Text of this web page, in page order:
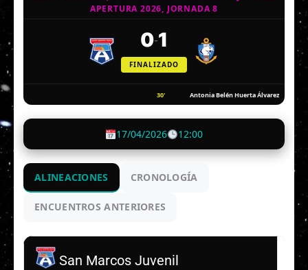
APERTURA 2026, JORNADA 8
0-1
FINALIZADO
30' Antonia Belén Huerta Álvarez
17/04/2026 12:00
ALINEACIONES CRONOLOGÍA
ENCUENTROS ANTERIORES
San Marcos Juvenil